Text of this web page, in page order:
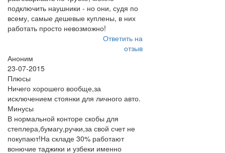
подключить наушники - но они, судя по
всему, самые дешевые куплены, в них
работать просто невозможно!
Ответить на
отзыв
Аноним
23-07-2015
Плюсы
Ничего хорошего вообще,за
исключением стоянки для личного авто.
Минусы
В нормальной конторе скобы для
степлера,бумагу,ручки,за свой счет не
покупают!На складе 30% работают
вонючие таджики и узбеки именно